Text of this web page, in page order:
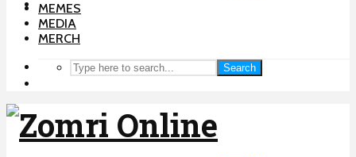
MEMES
MEDIA
MERCH
Search